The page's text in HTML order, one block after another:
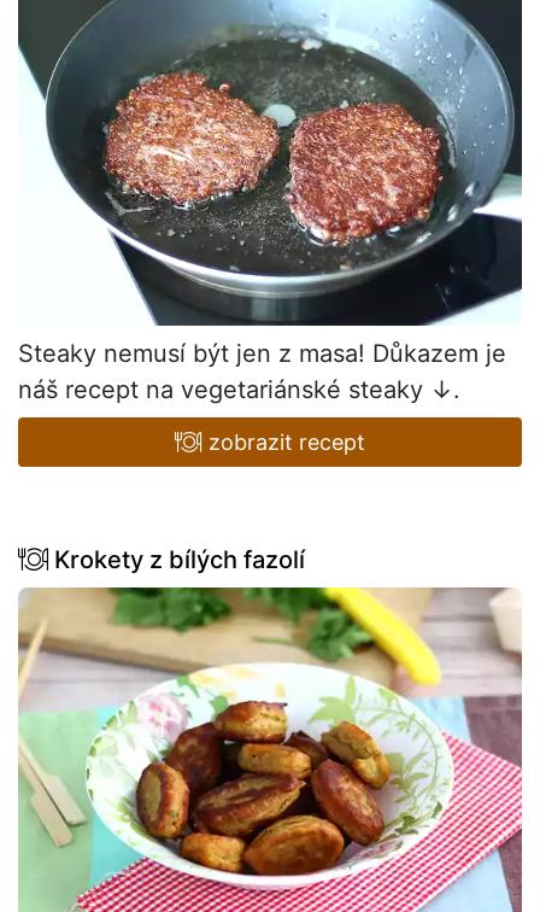
Steaky nemusí být jen z masa! Důkazem je
náš recept na vegetariánské steaky ↓.
zobrazit recept
Krokety z bílých fazolí